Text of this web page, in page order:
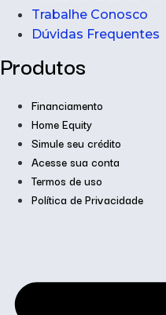
Trabalhe Conosco
Dúvidas Frequentes
Produtos
Financiamento
Home Equity
Simule seu crédito
Acesse sua conta
Termos de uso
Política de Privacidade